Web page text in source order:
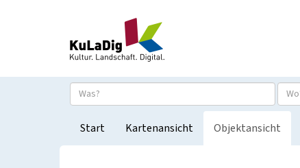
Start Kartenansicht Objektansicht